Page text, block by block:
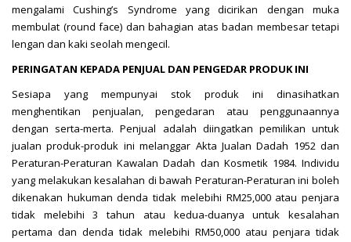
mengalami Cushing’s Syndrome yang dicirikan dengan muka
membulat (round face) dan bahagian atas badan membesar tetapi
lengan dan kaki seolah mengecil.
PERINGATAN KEPADA PENJUAL DAN PENGEDAR PRODUK INI
Sesiapa yang mempunyai stok produk ini dinasihatkan
menghentikan penjualan, pengedaran atau penggunaannya
dengan serta-merta. Penjual adalah diingatkan pemilikan untuk
jualan produk-produk ini melanggar Akta Jualan Dadah 1952 dan
Peraturan-Peraturan Kawalan Dadah dan Kosmetik 1984. Individu
yang melakukan kesalahan di bawah Peraturan-Peraturan ini boleh
dikenakan hukuman denda tidak melebihi RM25,000 atau penjara
tidak melebihi 3 tahun atau kedua-duanya untuk kesalahan
pertama dan denda tidak melebihi RM50,000 atau penjara tidak